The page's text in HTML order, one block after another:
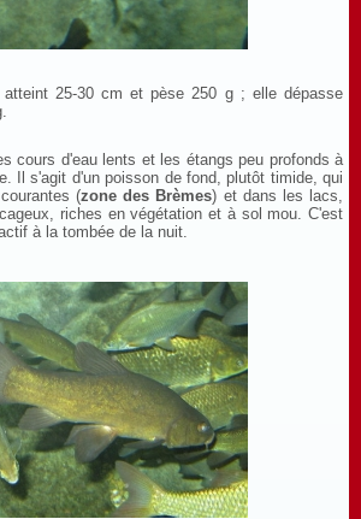
25-30 cm et pèse 250 g ; elle dépasse
cours d'eau lents et les étangs peu profonds à
Il s'agit d'un poisson de fond, plutôt timide, qui
(zone des Brèmes) et dans les lacs,
riches en végétation et à sol mou. C'est
à la tombée de la nuit.